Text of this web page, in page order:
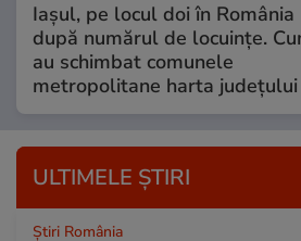
Iașul, pe locul doi în România
după numărul de locuințe.
au schimbat comunele
metropolitane harta județului
ULTIMELE ȘTIRI
Știri România